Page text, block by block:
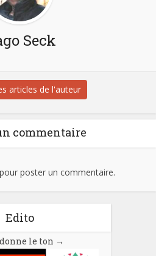
Seck
articles de l'auteur
commentaire
pour poster un commentaire.
Edito
le ton →